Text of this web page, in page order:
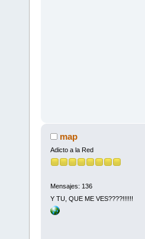
map
Adicto a la Red
Mensajes: 136
Y TU, QUE ME VES????!!!!!!